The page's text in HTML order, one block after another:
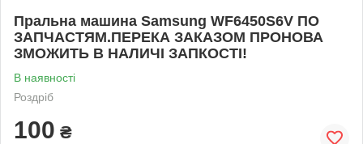
Пральна машина Samsung WF6450S6V ПО
ЗАПЧАСТЯМ.ПЕРЕКА ЗАКАЗОМ ПРОНОВА
ЗМОЖИТЬ В НАЛИЧІ ЗАПКОСТІ!
В наявності
Роздріб
100 ₴